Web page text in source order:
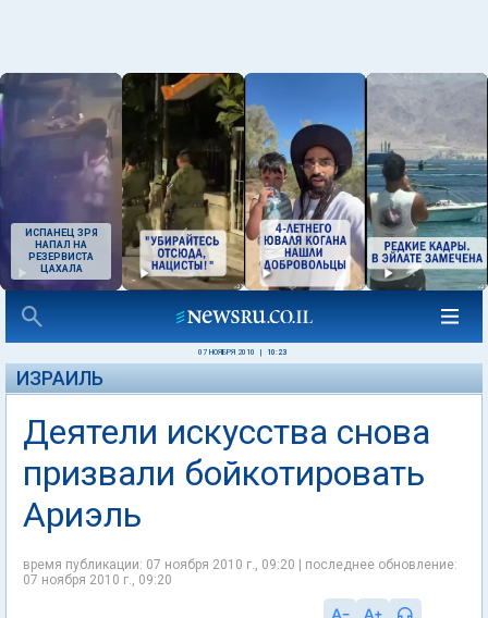
ИСПАНЕЦ ЗРЯ
НАПАЛ НА
РЕЗЕРВИСТА
ЦАХАЛА
07 НОЯБРЯ 2010 10:23
ИЗРАИЛЬ
Деятели искусства снова
призвали бойкотировать
Ариэль
время публикации: 07 ноября 2010 г., 09:20 | последнее обновление:
07 ноября 2010 г., 09:20